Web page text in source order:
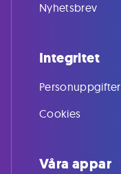
Nyhetsbrev
Integritet
Personuppgifter
Cookies
Våra appar